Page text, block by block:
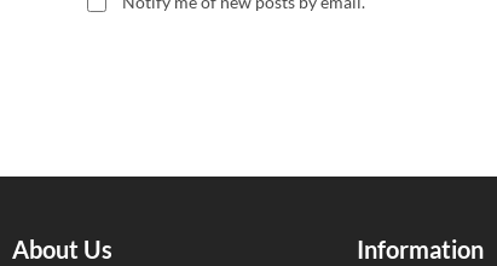
About Us Information